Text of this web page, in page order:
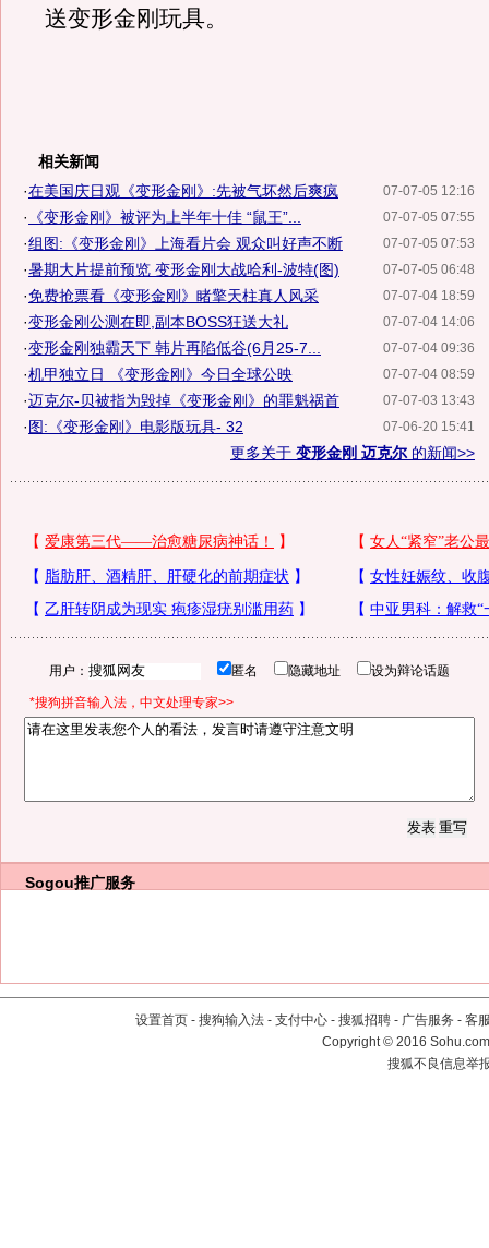
送变形金刚玩具。
相关新闻
07-07-05 12:16
·在美国庆日观《变形金刚》:先被气坏然后爽疯
07-07-05 07:55
· 《变形金刚》被评为上半年十佳 “鼠王”...
07-07-05 07:53
·组图:《变形金刚》上海看片会 观众叫好声不断
07-07-05 06:48
·暑期大片提前预览 变形金刚大战哈利-波特(图)
07-07-04 18:59
·免费抢票看《变形金刚》睹擎天柱真人风采
07-07-04 14:06
·变形金刚公测在即,副本BOSS狂送大礼
07-07-04 09:36
·变形金刚独霸天下 韩片再陷低谷(6月25-7...
07-07-04 08:59
·机甲独立日 《变形金刚》今日全球公映
07-07-03 13:43
·迈克尔-贝被指为毁掉《变形金刚》的罪魁祸首
07-06-20 15:41
·图:《变形金刚》电影版玩具- 32
更多关于 变形金刚 迈克尔 的新闻>>
用户： 匿名 隐藏地址 设为辩论话题
*搜狗拼音输入法，中文处理专家>>
Sogou推广服务
设置首页 - 搜狗输入法 - 支付中心 - 搜狐招聘 - 广告服务 - 客
Copyright©2016
搜狐不良信息举